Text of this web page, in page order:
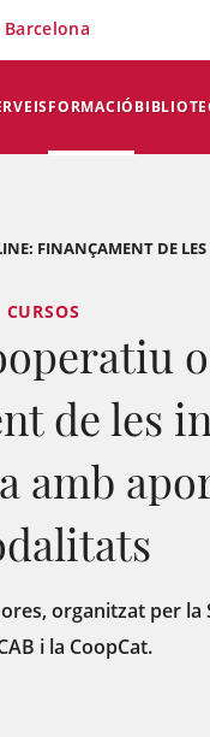
FORMACIÓ
Barcelona
FINANÇAMENT DE
de les
amb
organitzat per
i la CoopCat.